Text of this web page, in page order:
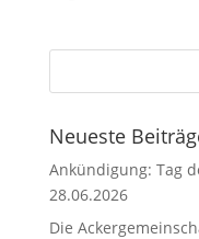
Neueste
Ankündigung: Tag
28.06.2026
Die